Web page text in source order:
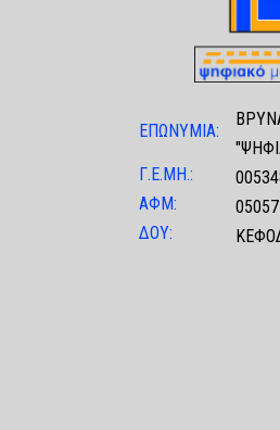
ΕΠΩΝΥΜΙΑ:
Γ.Ε.ΜΗ.:
ΑΦΜ:
ΔΟΥ: